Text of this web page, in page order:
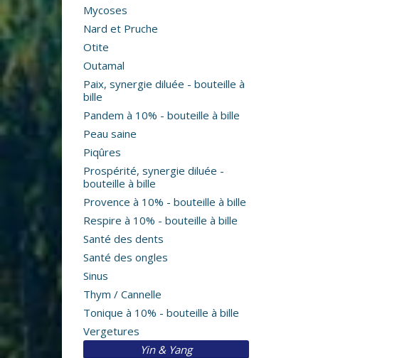
Mycoses
Nard et Pruche
Otite
Outamal
Paix, synergie diluée - bouteille à
bille
Pandem à 10% - bouteille à bille
Peau saine
Piqûres
Prospérité, synergie diluée -
bouteille à bille
Provence à 10% - bouteille à bille
Respire à 10% - bouteille à bille
Santé des dents
Santé des ongles
Sinus
Thym / Cannelle
Tonique à 10% - bouteille à bille
Vergetures
Yin & Yang